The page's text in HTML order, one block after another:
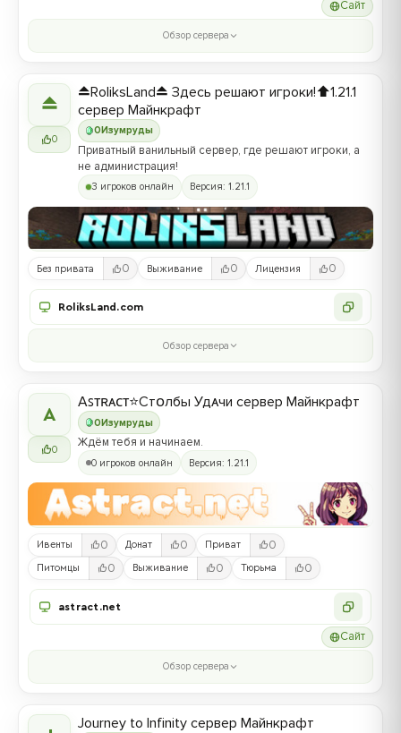
Сайт
Обзор сервера
⏏
0
0 Изумруды
⏏️RoliksLand⏏️ Здесь решают игроки!⬆️1.21.1
сервер Майнкрафт
Приватный ванильный сервер, где решают игроки, а
не администрация!
3 игроков онлайн Версия: 1.21.1
Без привата 0 Выживание 0 Лицензия 0
RoliksLand.com
Обзор сервера
A
0
0Изумруды
Aꜱᴛʀᴀᴄᴛ⭐Cтᴏлбы Удᴀчи сервер Майнкрафт
Ждём тебя и начинаем.
0 игроков онлайн Версия: 1.21.1
Ивенты 0 Донат 0 Приват 0
Питомцы 0 Выживание 0 Тюрьма 0
astract.net
Сайт
Обзор сервера
Journey to Infinity сервер Майнкрафт